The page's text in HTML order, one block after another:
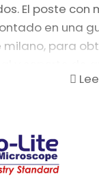
El poste
en una
milano, para
se
de
un ajuste
con un